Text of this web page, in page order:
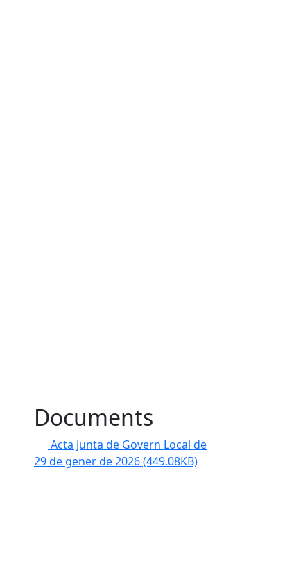
Documents
Acta Junta de Govern Local de
29 de gener de 2026(449.08KB)